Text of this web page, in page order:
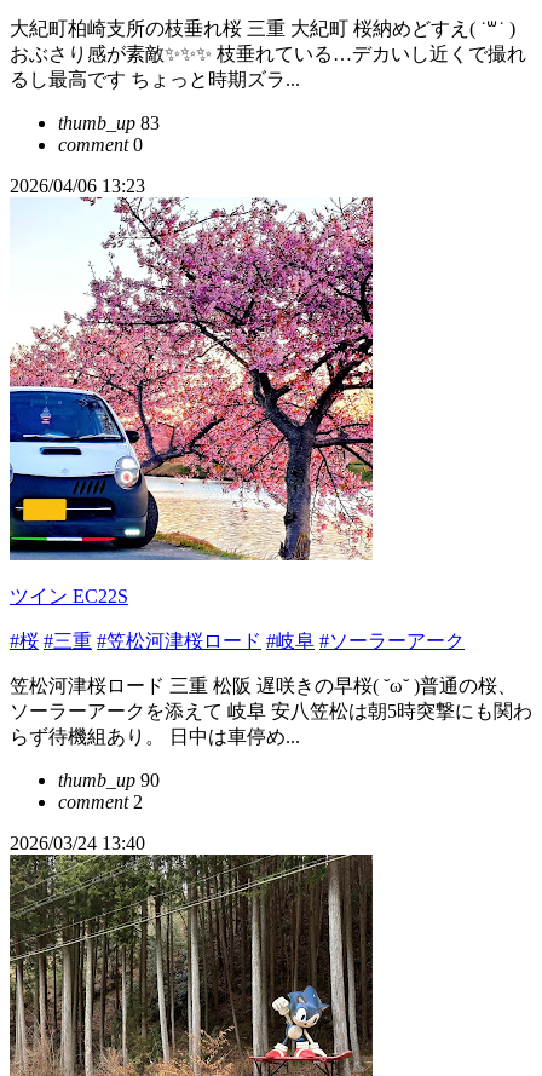
大紀町柏崎支所の枝垂れ桜 三重 大紀町 桜納めどすえ( ˙꒳​˙ )
おぶさり感が素敵✨✨✨ 枝垂れている…デカいし近くで撮れ
るし最高です ちょっと時期ズラ...
thumb_up 83
comment0
2026/04/06 13:23
ツイン EC22S
#桜 #三重 #笠松河津桜ロード #岐阜 #ソーラーアーク
笠松河津桜ロード 三重 松阪 遅咲きの早桜( ˘ω˘ )普通の桜、
ソーラーアークを添えて 岐阜 安八笠松は朝5時突撃にも関わ
らず待機組あり。 日中は車停め...
thumb_up 90
comment2
2026/03/24 13:40